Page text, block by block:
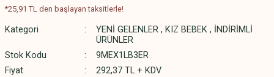
*25,91 TL den başlayan taksitlerle!
Kategori YENİ GELENLER , KIZ BEBEK , İNDİRİMLİ
ÜRÜNLER
Stok Kodu
9MEX1LB3ER
Fiyat
292,37 TL + KDV